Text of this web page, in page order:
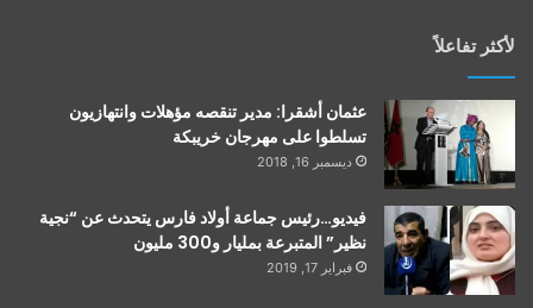
لأكثر تفاعلاً
عثمان أشقرا: مدير تنقصه مؤهلات وانتهازيون
تسلطوا على مهرجان خريبكة
ديسمبر 16, 2018
فيديو…رئيس جماعة أولاد فارس يتحدث عن “نجية
نظير” المتبرعة بمليار و300 مليون
فبراير 17, 2019